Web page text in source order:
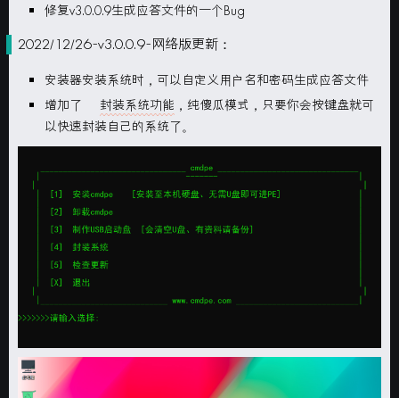
修复v3.0.0.9生成应答文件的一个Bug
2022/12/26-v3.0.0.9-网络版更新：
安装器安装系统时，可以自定义用户名和密码生成应答文件
增加了
封装系统功能 ，纯傻瓜模式，只要你会按键盘就可
以快速封装自己的系统了。